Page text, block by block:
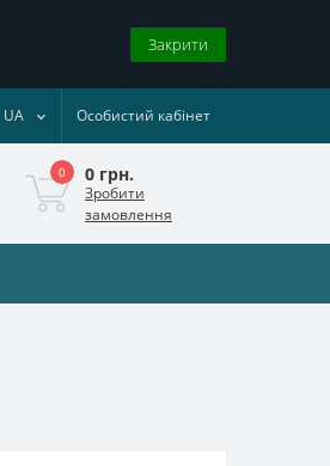
Закрити
UA Особистий кабінет
0 0 грн.
Зробити
замовлення